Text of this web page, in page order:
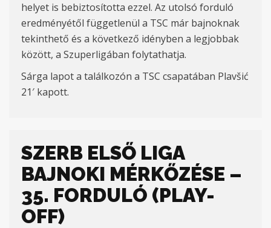
helyet is bebiztosította ezzel. Az utolsó forduló
eredményétől függetlenül a TSC már bajnoknak
tekinthető és a következő idényben a legjobbak
között, a Szuperligában folytathatja.
Sárga lapot a találkozón a TSC csapatában Plavšić
21′ kapott.
SZERB ELSŐ LIGA
BAJNOKI MÉRKŐZÉSE –
35. FORDULÓ (PLAY-
OFF)